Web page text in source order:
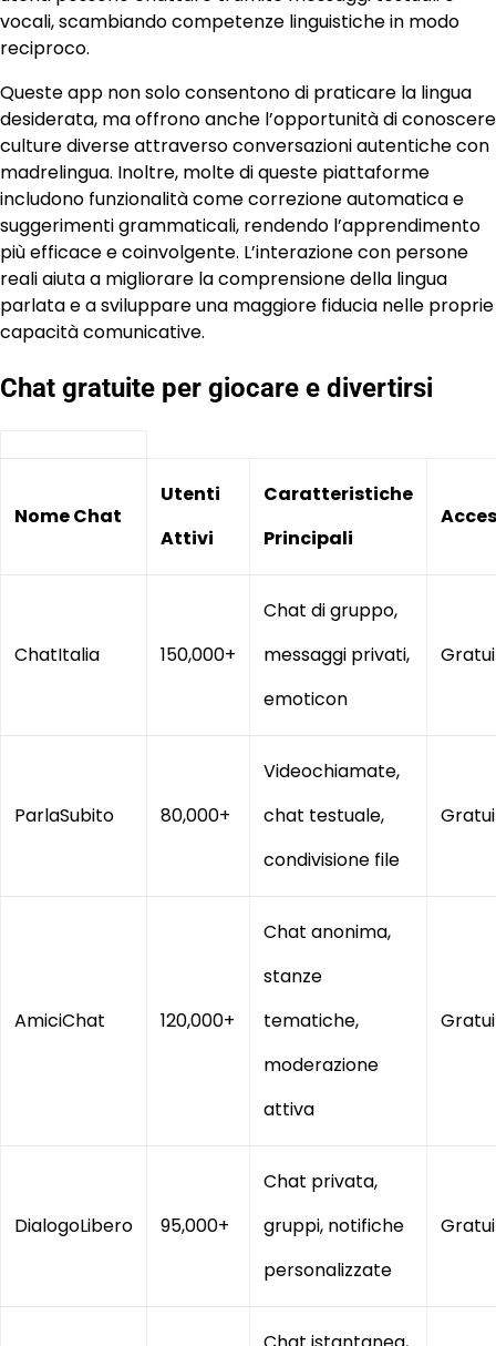
vocali, scambiando competenze linguistiche in modo
reciproco.
Queste app non solo consentono di praticare la lingua
desiderata, ma offrono anche l’opportunità di conoscere
culture diverse attraverso conversazioni autentiche con
madrelingua. Inoltre, molte di queste piattaforme
includono funzionalità come correzione automatica e
suggerimenti grammaticali, rendendo l’apprendimento
più efficace e coinvolgente. L’interazione con persone
reali aiuta a migliorare la comprensione della lingua
parlata e a sviluppare una maggiore fiducia nelle proprie
capacità comunicative.
Chat gratuite per giocare e divertirsi
Nome Chat
Utenti
Attivi
Caratteristiche
Principali
ChatItalia 150,000+
Chat di gruppo,
messaggi privati,
emoticon
ParlaSubito 80,000+
Videochiamate,
chat testuale,
condivisione file
AmiciChat 120,000+
Chat anonima,
stanze
tematiche,
moderazione
attiva
DialogoLibero 95,000+
Chat privata,
gruppi, notifiche
personalizzate